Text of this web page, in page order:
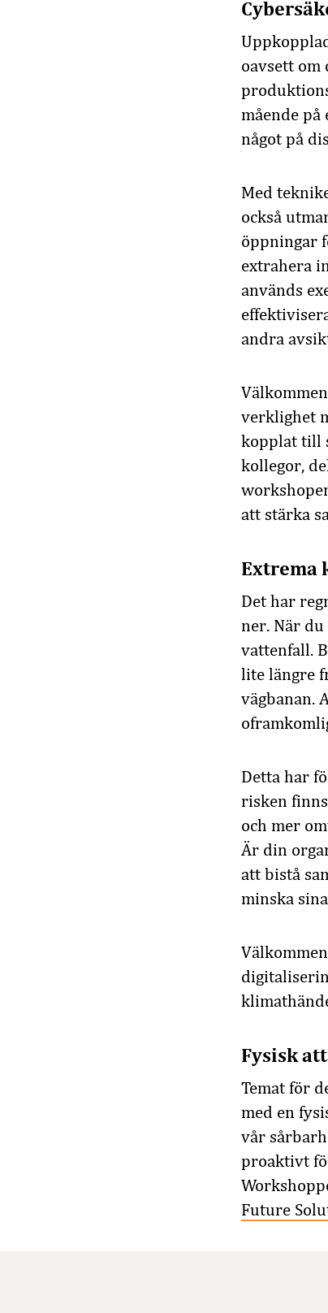
oavsett om
mående
något på
Med
också
öppningar
extrahera
används
andra
verklighet
kopplat till
kollegor,
att stärka
Extrema
Det har
ner. När
vattenfall.
lite längre
vägbanan.
Detta har
risken
och mer
Är din
att bistå
minska
Fysisk
Temat för
med en
vår
proaktivt
Future